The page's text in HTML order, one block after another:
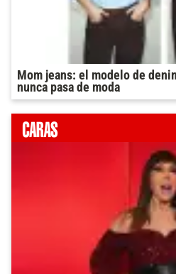
Mom jeans: el modelo de
nunca pasa de moda